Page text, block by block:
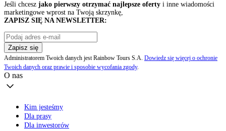
Jeśli chcesz jako pierwszy otrzymać najlepsze oferty i inne wiadomości
marketingowe wprost na Twoją skrzynkę,
ZAPISZ SIĘ NA NEWSLETTER:
Zapisz się
Administratorem Twoich danych jest Rainbow Tours S.A. Dowiedz się więcej o ochronie
Twoich danych oraz prawie i sposobie wycofania zgody.
O nas
Kim jesteśmy
Dla prasy
Dla inwestorów